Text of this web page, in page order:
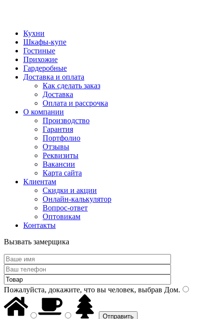
Кухни
Шкафы-купе
Гостиные
Прихожие
Гардеробные
Доставка и оплата
Как сделать заказ
Доставка
Оплата и рассрочка
О компании
Производство
Гарантия
Портфолио
Отзывы
Реквизиты
Вакансии
Карта сайта
Клиентам
Скидки и акции
Онлайн-калькулятор
Вопрос-ответ
Оптовикам
Контакты
Вызвать замерщика
Пожалуйста, докажите, что вы человек, выбрав Дом.